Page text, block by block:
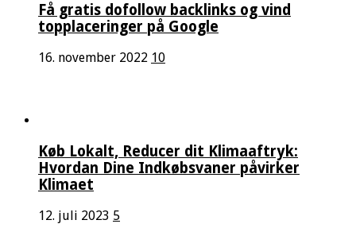
Få gratis dofollow backlinks og vind
topplaceringer på Google
16. november 2022 10
Køb Lokalt, Reducer dit Klimaaftryk:
Hvordan Dine Indkøbsvaner påvirker
Klimaet
12. juli 2023 5